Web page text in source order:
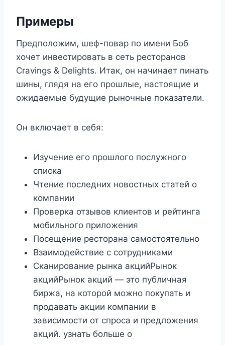
Примеры
Предположим, шеф-повар по имени Боб
хочет инвестировать в сеть ресторанов
Cravings & Delights. Итак, он начинает пинать
шины, глядя на его прошлые, настоящие и
ожидаемые будущие рыночные показатели.
Он включает в себя:
Изучение его прошлого послужного
списка
Чтение последних новостных статей о
компании
Проверка отзывов клиентов и рейтинга
мобильного приложения
Посещение ресторана самостоятельно
Взаимодействие с сотрудниками
Сканирование рынка акцийРынок
акцийРынок акций — это публичная
биржа, на которой можно покупать и
продавать акции компании в
зависимости от спроса и предложения
акций. узнать больше о